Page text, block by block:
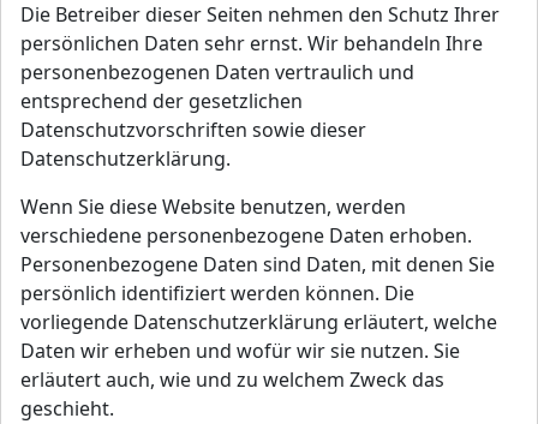
Die Betreiber dieser Seiten nehmen den Schutz Ihrer
persönlichen Daten sehr ernst. Wir behandeln Ihre
personenbezogenen Daten vertraulich und
entsprechend der gesetzlichen
Datenschutzvorschriften sowie dieser
Datenschutzerklärung.
Wenn Sie diese Website benutzen, werden
verschiedene personenbezogene Daten erhoben.
Personenbezogene Daten sind Daten, mit denen Sie
persönlich identifiziert werden können. Die
vorliegende Datenschutzerklärung erläutert, welche
Daten wir erheben und wofür wir sie nutzen. Sie
erläutert auch, wie und zu welchem Zweck das
geschieht.